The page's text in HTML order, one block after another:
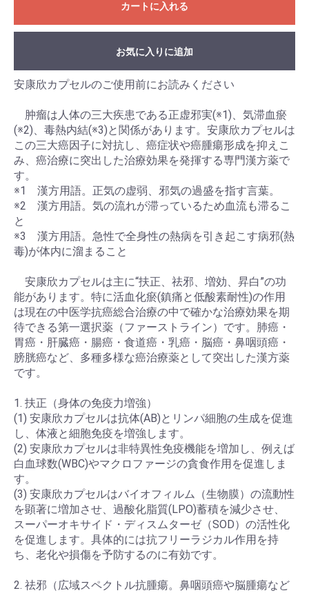
カートに入れる
お気に入りに追加
安康欣カプセルのご使用前にお読みください
肿瘤は人体の三大疾患である正虚邪実(※1)、気滞血瘀
(※2)、毒熱内結(※3)と関係があります。安康欣カプセルは
この三大癌因子に対抗し、癌症状や癌腫瘍形成を抑えこ
み、癌治療に突出した治療効果を発揮する専門漢方薬で
す。
※1 漢方用語。正気の虚弱、邪気の過盛を指す言葉。
※2 漢方用語。気の流れが滞っているため血流も滞るこ
と
※3 漢方用語。急性で全身性の熱病を引き起こす病邪(熱
毒)が体内に溜まること
安康欣カプセルは主に“扶正、祛邪、増効、昇白”の功
能があります。特に活血化瘀(鎮痛と低酸素耐性)の作用
は現在の中医学抗癌総合治療の中で確かな治療効果を期
待できる第一選択薬（ファーストライン）です。肺癌・
胃癌・肝臓癌・腸癌・食道癌・乳癌・脳癌・鼻咽頭癌・
膀胱癌など、多種多様な癌治療薬として突出した漢方薬
です。
1. 扶正（身体の免疫力増強）
(1) 安康欣カプセルは抗体(AB)とリンパ細胞の生成を促進
し、体液と細胞免疫を増強します。
(2) 安康欣カプセルは非特異性免疫機能を増加し、例えば
白血球数(WBC)やマクロファージの貪食作用を促進しま
す。
(3) 安康欣カプセルはバイオフィルム（生物膜）の流動性
を顕著に増加させ、過酸化脂質(LPO)蓄積を減少させ、
スーパーオキサイド・ディスムターゼ（SOD）の活性化
を促進します。具体的には抗フリーラジカル作用を持
ち、老化や損傷を予防するのに有効です。
2. 祛邪（広域スペクトル抗腫瘍。鼻咽頭癌や脳腫瘍など